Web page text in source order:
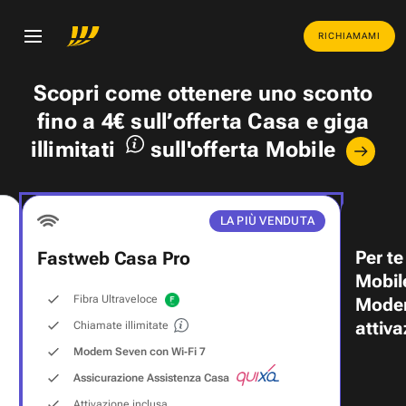
RICHIAMAMI
Scopri come ottenere uno sconto
fino a 4€ sull’offerta Casa egiga
illimitati
sull'offerta Mobile
LA PIÙ VENDUTA
Fastweb Casa Pro
Fibra Ultraveloce
Chiamate illimitate
Modem Seven con Wi‑Fi 7
Assicurazione Assistenza Casa
Per